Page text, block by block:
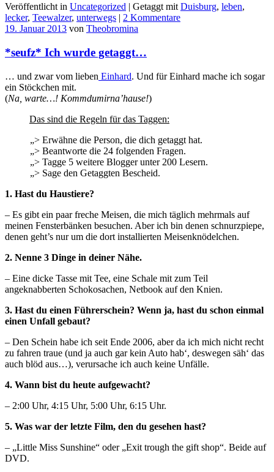
Veröffentlicht in Uncategorized | Getaggt mit Duisburg, leben,
lecker, Teewalzer, unterwegs | 2 Kommentare
19. Januar 2013 von Theobromina
*seufz* Ich wurde getaggt…
… und zwar vom lieben Einhard. Und für Einhard mache ich sogar
ein Stöckchen mit.
(Na, warte…! Kommdumirna’hause!)
Das sind die Regeln für das Taggen:
„> Erwähne die Person, die dich getaggt hat.
„> Beantworte die 24 folgenden Fragen.
„> Tagge 5 weitere Blogger unter 200 Lesern.
„> Sage den Getaggten Bescheid.
1. Hast du Haustiere?
– Es gibt ein paar freche Meisen, die mich täglich mehrmals auf
meinen Fensterbänken besuchen. Aber ich bin denen schnurzpiepe,
denen geht’s nur um die dort installierten Meisenknödelchen.
2. Nenne 3 Dinge in deiner Nähe.
– Eine dicke Tasse mit Tee, eine Schale mit zum Teil
angeknabberten Schokosachen, Netbook auf den Knien.
3. Hast du einen Führerschein? Wenn ja, hast du schon einmal
einen Unfall gebaut?
– Den Schein habe ich seit Ende 2006, aber da ich mich nicht recht
zu fahren traue (und ja auch gar kein Auto hab‘, deswegen säh‘ das
auch blöd aus…), verursache ich auch keine Unfälle.
4. Wann bist du heute aufgewacht?
– 2:00 Uhr, 4:15 Uhr, 5:00 Uhr, 6:15 Uhr.
5. Was war der letzte Film, den du gesehen hast?
– „Little Miss Sunshine“ oder „Exit trough the gift shop“. Beide auf
DVD.